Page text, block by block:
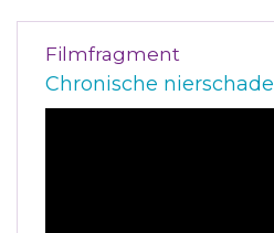
Filmfragment
Chronische nierschade